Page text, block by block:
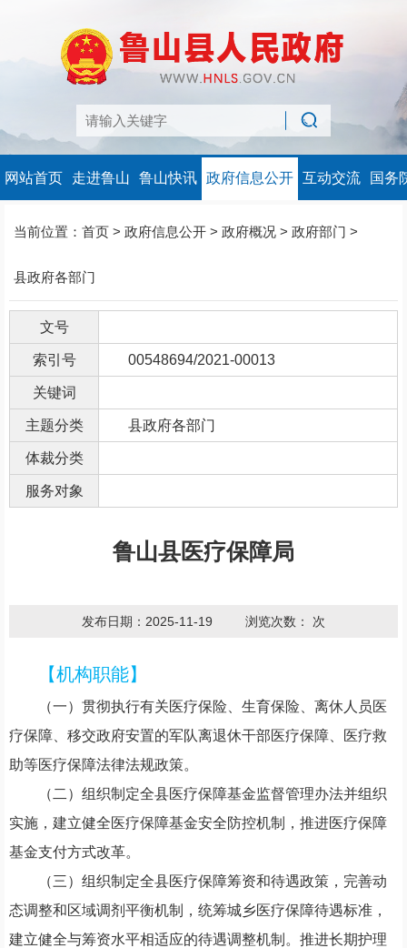
网站首页 走进鲁山 鲁山快讯 政府信息公开 互动交流 国务
当前位置： 首页 > 政府信息公开 > 政府概况 > 政府部门 >
县政府各部门
文号
索引号 00548694/2021-00013
关键词
主题分类 县政府各部门
体裁分类
服务对象
鲁山县医疗保障局
发布日期：2025-11-19 浏览次数： 次
【机构职能】
（一） 贯彻执行有关医疗保险、生育保险、离休人员医
疗保障、移交政府安置的军队离退休干部医疗保障、医疗救
助等医疗保障法律法规政策。
（ 二 ） 组织制定全县医疗保障基金监督管理办法并组织
实施，建立健全医疗保障基金安全防控机制，推进医疗保障
基金支付方式改革。
（三） 组织制定全县医疗保障筹资和待遇政策，完善动
态调整和区域调剂平衡机制，统筹城乡医疗保障待遇标准，
建立健全与筹资水平相适应的待遇调整机制。推进长期护理